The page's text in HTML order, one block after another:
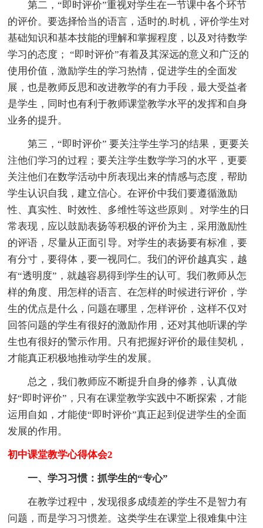
第二，“即时评价”重视对学生在一节课中各个环节
的评价。要选择恰当的语言，适时的.时机，评价学生对
基础知识和基本技能的理解和掌握程度，以及对待数学
学习的态度； “即时评价”有着及其深远的意义和广泛的
使用价值，激励学生的学习热情，促进学生的全面发
展，也是教师反思和改进教学的有力手段，最大受益者
是学生，同时也有利于教师课堂教学水平的发挥和自身
业务的提升。
第三，“即时评价” 要关注学生学习的结果，更要关
注他们学习的过程；要关注学生数学学习的水平，更要
关注他们在数学活动中所表现出来的情感与态度，帮助
学生认识自我，建立信心。在评价中我们要遵循激励
性、真实性、时效性、多维性等这些原则 。对学生的日
常表现，应以鼓励表扬等积极的评价为主，采用激励性
的评语，尽量从正面引导。对学生的表扬要有标准，要
有分寸，要得体，要一视同仁。我们的评价越真实，越
有“透明度”，就越容易得到学生的认可。我们教师从怎
样的角度、用怎样的语言、在怎样的时候进行评价，学
生的优点是什么，问题在哪里，怎样评价，这样不仅对
回答问题的学生有很好的激励作用，还对其他听课的学
生也有很好的警示作用。只有把握好评价的最佳契机，
才能真正积极地推动学生的发展。
总之，我们教师应不断提升自身的修养，认真做
好“即时评价”，只有在课堂教学实践中不断探索，才能
运用自如，才能使“即时评价”真正起到促进学生的全面
发展的作用。
初中课堂教学心得体会2
一、学习习惯：抓学生的“专心”
在教学过程中，发现很多成绩差的学生不是智力有
问题，而是学习习惯差。这类学生在课堂上很难集中注